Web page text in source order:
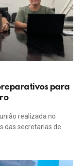
para
realizada no
das secretarias de